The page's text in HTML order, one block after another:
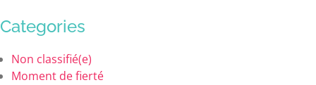
Categories
Non classifié(e)
Moment de fierté